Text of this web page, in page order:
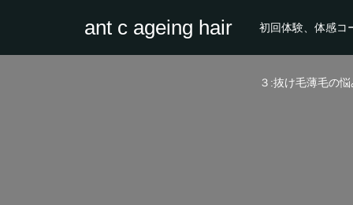
ant c ageing hair 初回体験、体感コ
３:抜け毛薄毛の